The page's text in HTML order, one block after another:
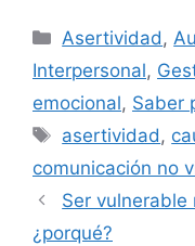
Categorías
Asertividad,
Interpersonal,
emocional, Saber
Etiquetas
asertividad,
comunicación no
Ser vulnerable
¿porqué?